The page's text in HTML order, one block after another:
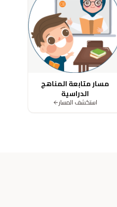
مسار متابعة المناهج
الدراسية
استكشف المسار